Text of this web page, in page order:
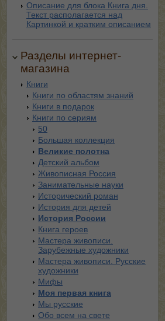
Описание для блока Книга дня.
Текст располагается над
Картинкой и кратким описанием
Разделы интернет-
магазина
Книги
Книги по областям знаний
Книги в подарок
Книги по сериям
50
Большая коллекция
Великие полотна
Детский альбом
Живописная Россия
Занимательные науки
Исторический роман
История для детей
История России
Книга героев
Мастера живописи.
Зарубежные художники
Мастера живописи. Русские
художники
Мифы
Моя первая книга
Мы русские
Обо всем на свете